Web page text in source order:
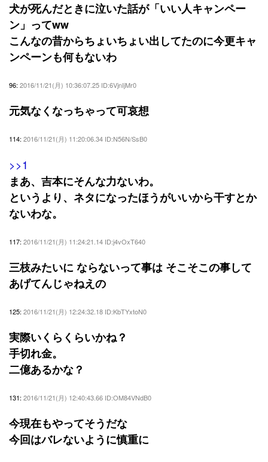
犬が死んだときに泣いた話が「いい人キャンペー
ン」ってww
こんなの昔からちょいちょい出してたのに今更キャ
ンペーンも何もないわ
96: 2016/11/21(月) 10:36:07.25 ID:6VjnIjMr0
元気なくなっちゃって可哀想
114: 2016/11/21(月) 11:20:06.34 ID:N56N/SsB0
>>1
まあ、吉本にそんな力ないわ。
というより、ネタになったほうがいいから干すとか
ないわな。
117: 2016/11/21(月) 11:24:21.14 ID:j4vOxT640
三枝みたいに ならないって事は そこそこの事して
あげてんじゃねえの
125: 2016/11/21(月) 12:24:32.18 ID:KbTYxtoN0
実際いくらくらいかね？
手切れ金。
二億あるかな？
131: 2016/11/21(月) 12:40:43.66 ID:OM84VNdB0
今現在もやってそうだな
今回はバレないように慎重に